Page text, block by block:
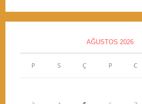
AĞUSTOS 2026
P S Ç P C